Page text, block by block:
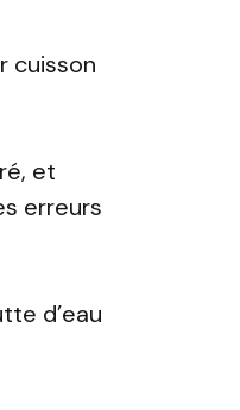
cuisson
et
erreurs
d’eau